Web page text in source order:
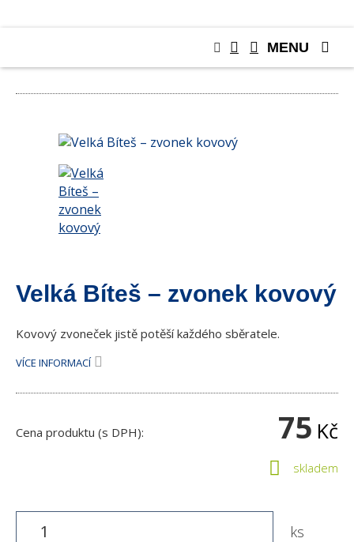
DÁRKOVÉ PŘEDMĚTY
Velká Bíteš – zvonek kovový
Kovový zvoneček jistě potěší každého sběratele.
VÍCE INFORMACÍ
Cena produktu (s DPH): 75 Kč
skladem
ks
MENU